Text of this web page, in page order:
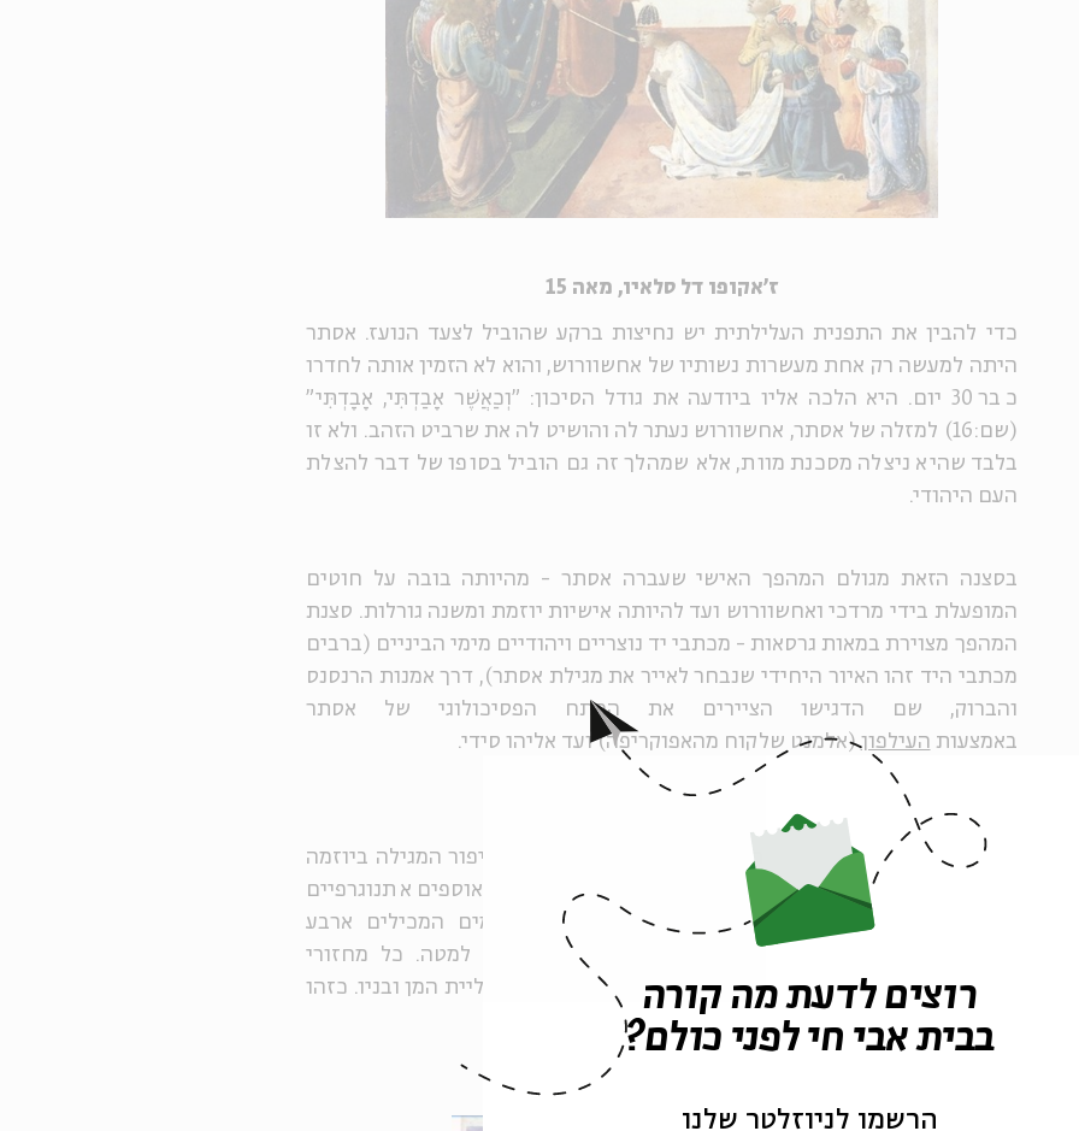
ז'אקופו דל סלאיו, מאה 15
כדי להבין את התפנית העלילתית יש נחיצות ברקע שהוביל לצעד הנועז. אסתר
היתה למעשה רק אחת מעשרות נשותיו של אחשוורוש, והוא לא הזמין אותה לחדרו
כבר 30 יום. היא הלכה אליו ביודעה את גודל הסיכון: "וְכַאֲשֶׁר אָבַדְתִּי, אָבָדְתִּי"
(שם:16) למזלה של אסתר, אחשוורוש נעתר לה והושיט לה את שרביט הזהב. ולא זו
בלבד שהיא ניצלה מסכנת מוות, אלא שמהלך זה גם הוביל בסופו של דבר להצלת
העם היהודי.
בסצנה הזאת מגולם המהפך האישי שעברה אסתר - מהיותה בובה על חוטים
המופעלת בידי מרדכי ואחשוורוש ועד להיותה אישיות יוזמת ומשנה גורלות. סצנת
המהפך מצוירת במאות גרסאות - מכתבי יד נוצריים ויהודיים מימי הביניים (ברבים
מכתבי היד זהו האיור היחידי שנבחר לאייר את מגילת אסתר), דרך אמנות הרנסנס
והברוק, שם הדגישו הציירים את המתח הפסיכולוגי של אסתר
באמצעות העילפון(אלמנט שלקוח מהאפוקריפה) ועד אליהו סידי.
לפרוץ את המסגרת
גם באמנות העממית הארצישראלית מן המאה ה-19 מתחיל סיפור המגילה ביוזמה
של אסתר להיפגש עם אחשוורוש בחצר הארמון הפנימית. באוספים אתנוגרפיים
שונים בארץ ובעולם ישנם כמה לוחות מצוירים או רקומים המכילים ארבע
אפיזודות מתוך המגילה, ערוכות בסדר כרונולוגי מלמעלה למטה. כל מחזורי
הציורים מתחילים במפגש הדרמטי בחצר הפנימית, וסופם בתליית המן ובניו. כזהו
למשל ציור צבעי השמן על זכוכית שצייר רבי יוסף גייגר.
רוצים לדעת מה קורה
בבית אבי חי לפני כולם?
הרשמו לניוזלטר שלנו